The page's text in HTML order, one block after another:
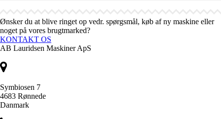
Ønsker du at blive ringet op vedr. spørgsmål, køb af ny maskine eller
noget på vores brugtmarked?
KONTAKT OS
AB Lauridsen Maskiner ApS
Symbiosen 7
4683 Rønnede
Danmark